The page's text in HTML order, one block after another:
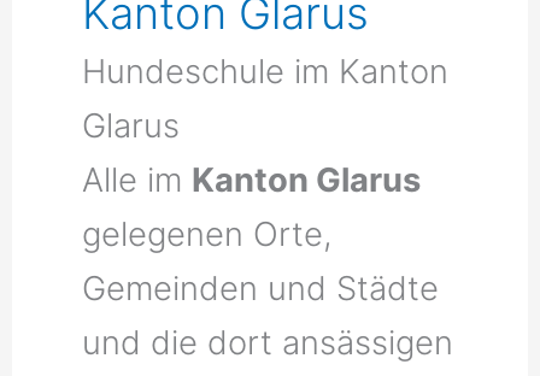
Kanton Glarus
Hundeschule im Kanton
Glarus
Alle im Kanton Glarus
gelegenen Orte,
Gemeinden und Städte
und die dort ansässigen